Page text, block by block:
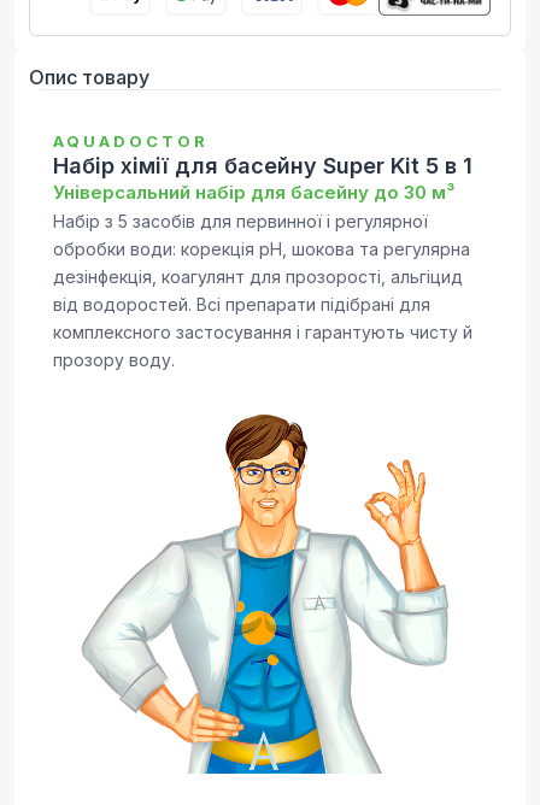
Опис товару
AQUADOCTOR
Набір хімії для басейну Super Kit 5 в 1
Універсальний набір для басейну до 30 м³
Набір з 5 засобів для первинної і регулярної
обробки води: корекція pH, шокова та регулярна
дезінфекція, коагулянт для прозорості, альгіцид
від водоростей. Всі препарати підібрані для
комплексного застосування і гарантують чисту й
прозору воду.